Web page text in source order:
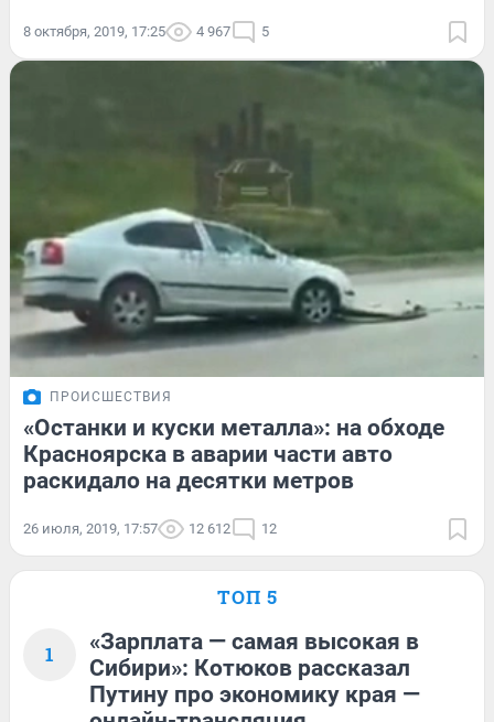
8 октября, 2019, 17:25 4 967 5
ПРОИСШЕСТВИЯ
«Останки и куски металла»: на обходе
Красноярска в аварии части авто
раскидало на десятки метров
26 июля, 2019, 17:57 12 612 12
ТОП 5
1
«Зарплата — самая высокая в
Сибири»: Котюков рассказал
Путину про экономику края —